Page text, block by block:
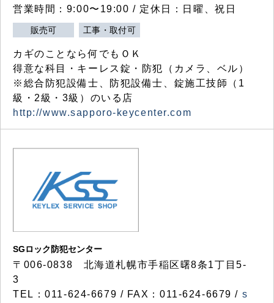
営業時間：9:00〜19:00 / 定休日：日曜、祝日
販売可 工事・取付可
カギのことなら何でもＯＫ
得意な科目・キーレス錠・防犯（カメラ、ベル）
※総合防犯設備士、防犯設備士、錠施工技師（1
級・2級・3級）のいる店
http://www.sapporo-keycenter.com
SGロック防犯センター
〒006-0838 北海道札幌市手稲区曙8条1丁目5-
3
TEL：011-624-6679 / FAX：011-624-6679 / s